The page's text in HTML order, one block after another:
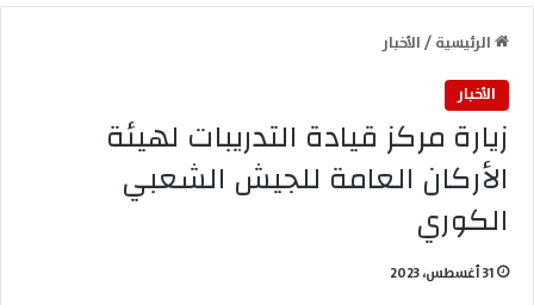
الرئيسية/الأخبار
الأخبار
زيارة مركز قيادة التدريبات لهيئة
الأركان العامة للجيش الشعبي
الكوري
31 أغسطس، 2023